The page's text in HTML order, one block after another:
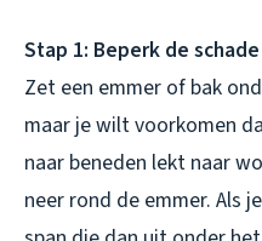
Stap 1: Beperk de
Zet een emmer of bak
maar je wilt voorkomen
naar beneden lekt naar
neer rond de emmer. Als